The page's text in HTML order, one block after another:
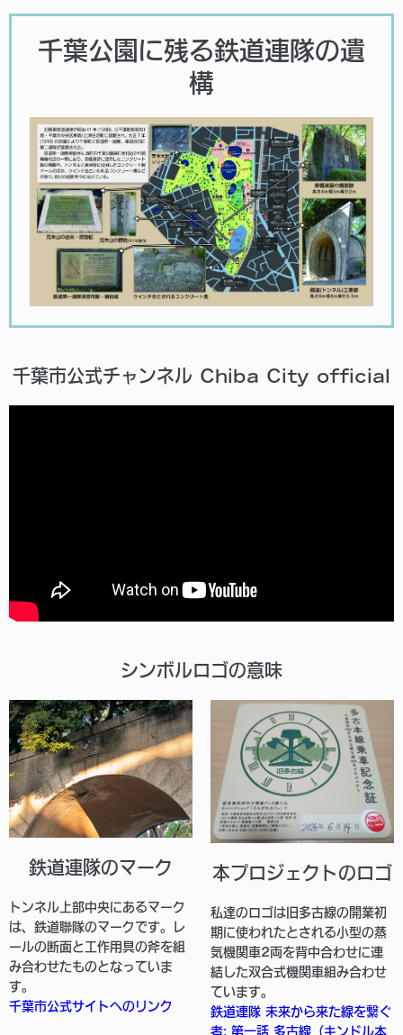
千葉公園に残る鉄道連隊の遺
構
千葉市公式チャンネル Chiba City official
シンボルロゴの意味
鉄道連隊のマーク
トンネル上部中央にあるマーク
は、鉄道聯隊のマークです。レ
ールの断面と工作用具の斧を組
み合わせたものとなっていま
す。
千葉市公式サイトへのリンク
本プロジェクトのロゴ
私達のロゴは旧多古線の開業初
期に使われたとされる小型の蒸
気機関車2両を背中合わせに連
結した双合式機関車組み合わせ
ています。
鉄道連隊 未来から来た線を繋ぐ
者: 第一話 多古線（キンドル本